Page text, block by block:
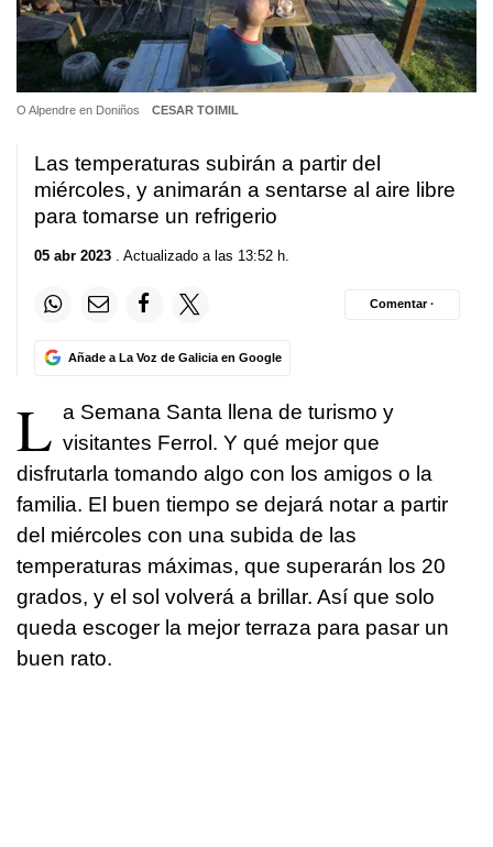
O Alpendre en Doniños CESAR TOIMIL
Las temperaturas subirán a partir del
miércoles, y animarán a sentarse al aire libre
para tomarse un refrigerio
05 abr 2023 . Actualizado a las 13:52 h.
Añade a La Voz de Galicia en Google
Comentar ·
L a Semana Santa llena de turismo y
visitantes Ferrol. Y qué mejor que
disfrutarla tomando algo con los amigos o la
familia. El buen tiempo se dejará notar a partir
del miércoles con una subida de las
temperaturas máximas, que superarán los 20
grados, y el sol volverá a brillar. Así que solo
queda escoger la mejor terraza para pasar un
buen rato.